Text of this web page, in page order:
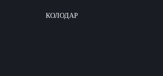
КОЛОДАР